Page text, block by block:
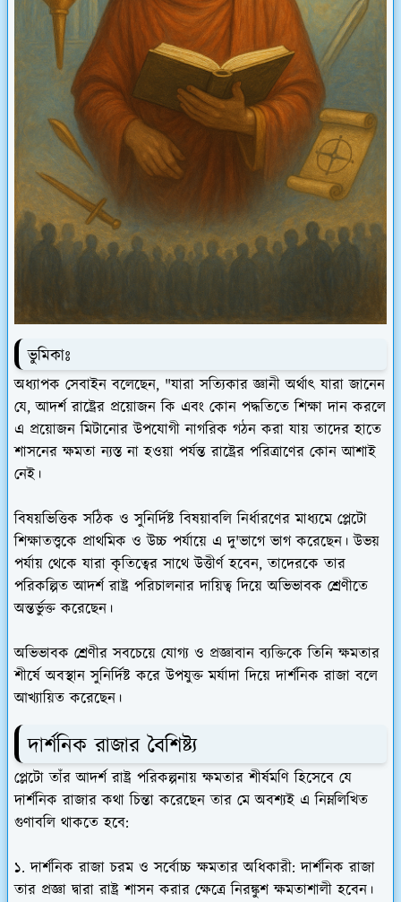
ভুমিকাঃ
অধ্যাপক সেবাইন বলেছেন, "যারা সত্যিকার জ্ঞানী অর্থাৎ যারা জানেন
যে, আদর্শ রাষ্ট্রের প্রয়োজন কি এবং কোন পদ্ধতিতে শিক্ষা দান করলে
এ প্রয়োজন মিটানোর উপযোগী নাগরিক গঠন করা যায় তাদের হাতে
শাসনের ক্ষমতা ন্যস্ত না হওয়া পর্যন্ত রাষ্ট্রের পরিত্রাণের কোন আশাই
নেই।
বিষয়ভিত্তিক সঠিক ও সুনির্দিষ্ট বিষয়াবলি নির্ধারণের মাধ্যমে প্লেটো
শিক্ষাতত্ত্বকে প্রাথমিক ও উচ্চ পর্যায়ে এ দু'ভাগে ভাগ করেছেন। উভয়
পর্যায় থেকে যারা কৃতিত্বের সাথে উত্তীর্ণ হবেন, তাদেরকে তার
পরিকল্পিত আদর্শ রাষ্ট্র পরিচালনার দায়িত্ব দিয়ে অভিভাবক শ্রেণীতে
অন্তর্ভুক্ত করেছেন।
অভিভাবক শ্রেণীর সবচেয়ে যোগ্য ও প্রজ্ঞাবান ব্যক্তিকে তিনি ক্ষমতার
শীর্ষে অবস্থান সুনির্দিষ্ট করে উপযুক্ত মর্যাদা দিয়ে দার্শনিক রাজা বলে
আখ্যায়িত করেছেন।
দার্শনিক রাজার বৈশিষ্ট্য
প্লেটো তাঁর আদর্শ রাষ্ট্র পরিকল্পনায় ক্ষমতার শীর্ষমণি হিসেবে যে
দার্শনিক রাজার কথা চিন্তা করেছেন তার মে অবশ্যই এ নিম্নলিখিত
গুণাবলি থাকতে হবে:
১. দার্শনিক রাজা চরম ও সর্বোচ্চ ক্ষমতার অধিকারী: দার্শনিক রাজা
তার প্রজ্ঞা দ্বারা রাষ্ট্র শাসন করার ক্ষেত্রে নিরঙ্কুশ ক্ষমতাশালী হবেন।